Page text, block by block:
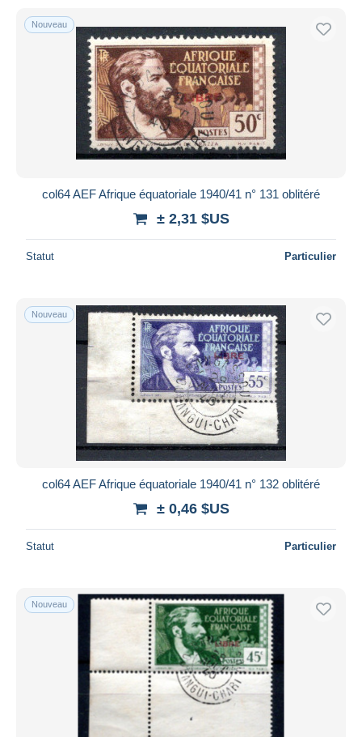
Nouveau
col64 AEF Afrique équatoriale 1940/41 n° 131 oblitéré
± 2,31 $US
Statut Particulier
Nouveau
col64 AEF Afrique équatoriale 1940/41 n° 132 oblitéré
± 0,46 $US
Statut Particulier
Nouveau